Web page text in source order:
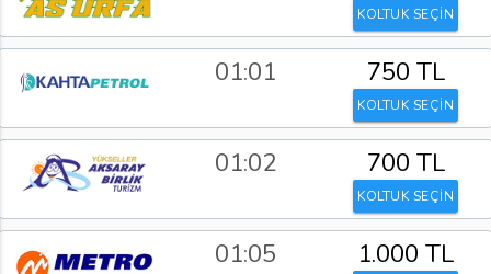
KOLTUK SEÇİN
01:01 750 TL
KOLTUK SEÇİN
01:02 700 TL
KOLTUK SEÇİN
01:05 1.000 TL